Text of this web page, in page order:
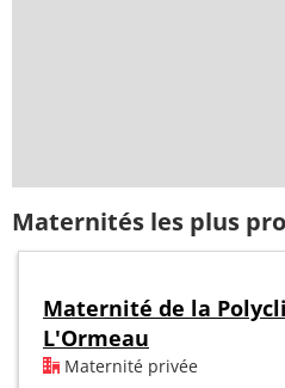
Maternités les plus
Maternité de la
L'Ormeau
Maternité privée